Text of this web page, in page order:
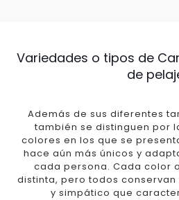
Variedades o tipos de
de
Además de sus diferentes
también se distinguen por
colores en los que se
hace aún más únicos y
cada persona. Cada color
distinta, pero todos
y simpático que